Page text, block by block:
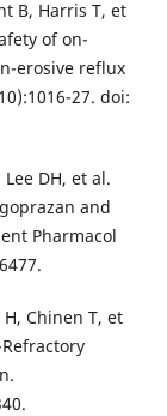
B, Harris T, et
of on-
erosive reflux
27. doi:
Lee DH, et al.
and
Pharmacol
Chinen T, et